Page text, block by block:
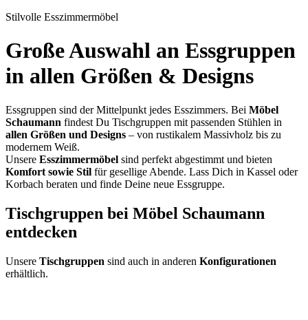
Stilvolle Esszimmermöbel
Große Auswahl an Essgruppen
in allen Größen & Designs
Essgruppen sind der Mittelpunkt jedes Esszimmers. Bei Möbel
Schaumann findest Du Tischgruppen mit passenden Stühlen in
allen Größen und Designs – von rustikalem Massivholz bis zu
modernem Weiß.
Unsere Esszimmermöbel sind perfekt abgestimmt und bieten
Komfort sowie Stil für gesellige Abende. Lass Dich in Kassel oder
Korbach beraten und finde Deine neue Essgruppe.
Tischgruppen bei Möbel Schaumann
entdecken
Unsere Tischgruppen sind auch in anderen Konfigurationen
erhältlich.